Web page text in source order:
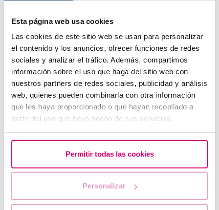
Esta página web usa cookies
Las cookies de este sitio web se usan para personalizar
el contenido y los anuncios, ofrecer funciones de redes
sociales y analizar el tráfico. Además, compartimos
información sobre el uso que haga del sitio web con
nuestros partners de redes sociales, publicidad y análisis
web, quienes pueden combinarla con otra información
que les haya proporcionado o que hayan recopilado a
partir del uso que haya hecho de sus servicios.
Permitir todas las cookies
Personalizar
Flujo marrón: causas, relación con la regla y el
embarazo
Letrozol, la mejor alternativa para inducir la ovulación
en las mujeres con síndrome de ovario poliquístico.